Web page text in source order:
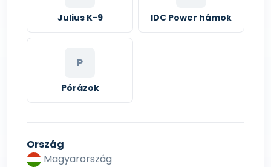
Julius K-9 IDC Power hámok
P
Pórázok
Ország
Magyarország